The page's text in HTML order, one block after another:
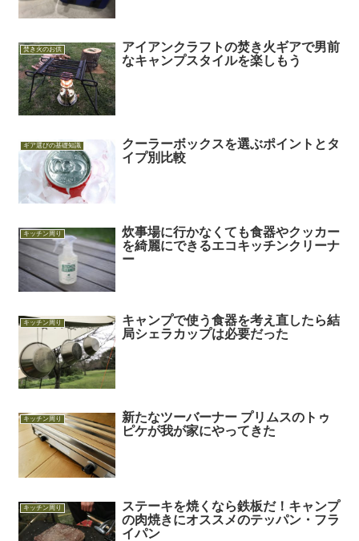
焚き火のお供
アイアンクラフトの焚き火ギアで男前
なキャンプスタイルを楽しもう
ギア選びの基礎知識
クーラーボックスを選ぶポイントとタ
イプ別比較
キッチン周り
炊事場に行かなくても食器やクッカー
を綺麗にできるエコキッチンクリーナ
ー
キッチン周り
キャンプで使う食器を考え直したら結
局シェラカップは必要だった
キッチン周り
新たなツーバーナー プリムスのトゥ
ピケが我が家にやってきた
キッチン周り
ステーキを焼くなら鉄板だ！キャンプ
の肉焼きにオススメのテッパン・フラ
イパン